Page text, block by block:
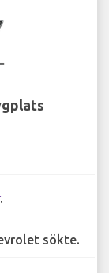
.
sökte.